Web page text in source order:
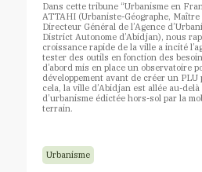
Dans cette tribune “Urbanisme en
ATTAHI (Urbaniste-Géographe,
Directeur Général de l’Agence
District Autonome d’Abidjan), nous
croissance rapide de la ville a incité
tester des outils en fonction des
d’abord mis en place un observatoire
développement avant de créer un
cela, la ville d’Abidjan est allée au-
d’urbanisme édictée hors-sol par la
terrain.
Urbanisme